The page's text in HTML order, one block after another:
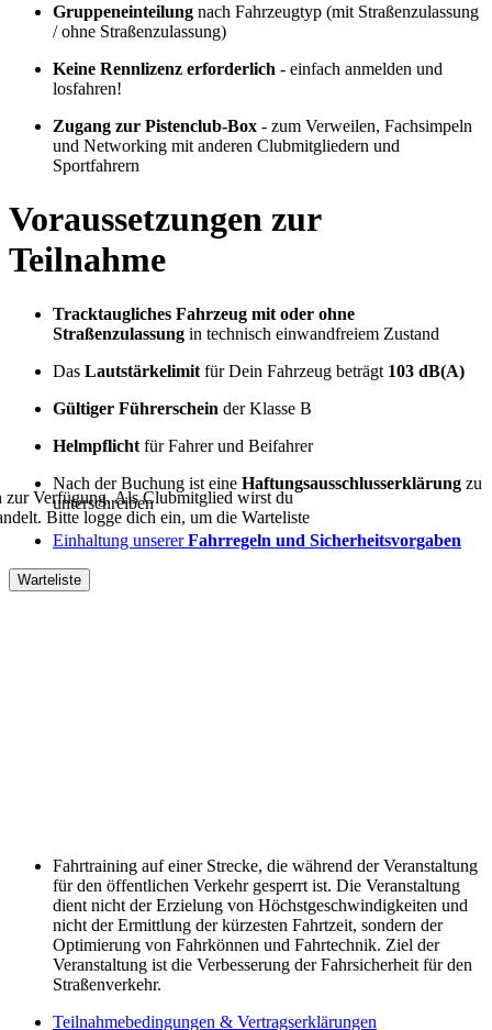
Gruppeneinteilung nach Fahrzeugtyp (mit Straßenzulassung
/ ohne Straßenzulassung)
Keine Rennlizenz erforderlich - einfach anmelden und
losfahren!
Zugang zur Pistenclub-Box - zum Verweilen, Fachsimpeln
und Networking mit anderen Clubmitgliedern und
Sportfahrern
Voraussetzungen zur
Teilnahme
Tracktaugliches Fahrzeug mit oder ohne
Straßenzulassung in technisch einwandfreiem Zustand
Das Lautstärkelimit für Dein Fahrzeug beträgt 103 dB(A)
Gültiger Führerschein der Klasse B
Helmpflicht für Fahrer und Beifahrer
Nach der Buchung ist eine Haftungsausschlusserklärung zu
unterschreiben
Einhaltung unsererFahrregeln und Sicherheitsvorgaben
Warteliste
zur Verfügung. Als Clubmitglied wirst du
Bitte logge dich ein, um die Warteliste
Fahrtraining auf einer Strecke, die während der Veranstaltung
für den öffentlichen Verkehr gesperrt ist. Die Veranstaltung
dient nicht der Erzielung von Höchstgeschwindigkeiten und
nicht der Ermittlung der kürzesten Fahrtzeit, sondern der
Optimierung von Fahrkönnen und Fahrtechnik. Ziel der
Veranstaltung ist die Verbesserung der Fahrsicherheit für den
Straßenverkehr.
Teilnahmebedingungen & Vertragserklärungen